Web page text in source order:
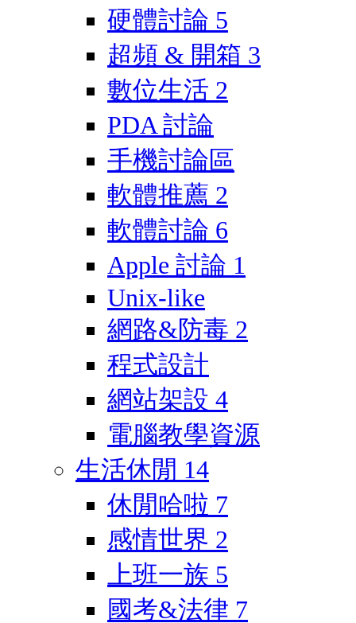
硬體討論 5
超頻 & 開箱 3
數位生活 2
PDA 討論
手機討論區
軟體推薦 2
軟體討論 6
Apple 討論 1
Unix-like
網路&防毒 2
程式設計
網站架設 4
電腦教學資源
生活休閒 14
休閒哈啦 7
感情世界 2
上班一族 5
國考&法律 7